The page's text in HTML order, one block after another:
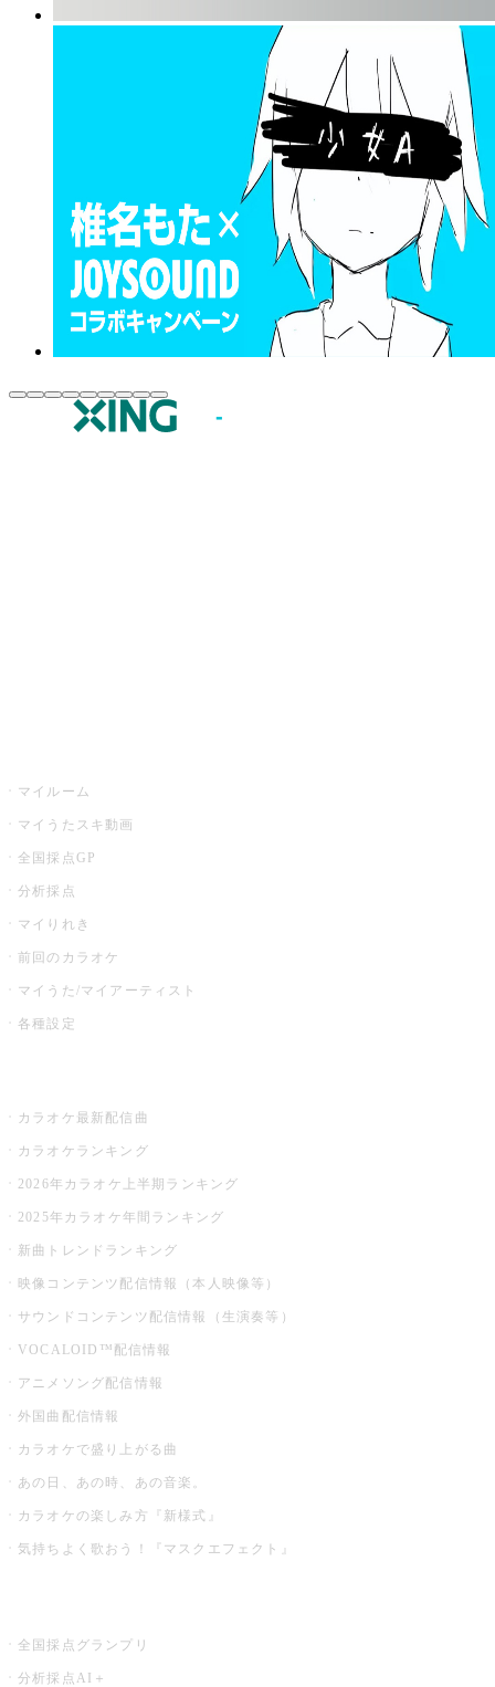
マイルーム
マイうたスキ動画
全国採点GP
分析採点
マイりれき
前回のカラオケ
マイうた/マイアーティスト
各種設定
カラオケ最新配信曲
カラオケランキング
2026年カラオケ上半期ランキング
2025年カラオケ年間ランキング
新曲トレンドランキング
映像コンテンツ配信情報（本人映像等）
サウンドコンテンツ配信情報（生演奏等）
VOCALOID™配信情報
アニメソング配信情報
外国曲配信情報
カラオケで盛り上がる曲
あの日、あの時、あの音楽。
カラオケの楽しみ方『新様式』
気持ちよく歌おう！『マスクエフェクト』
全国採点グランプリ
分析採点AI＋